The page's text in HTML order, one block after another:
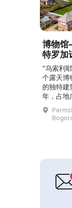
博物馆
特罗加
“乌索利
个露天博
的独特建
年，占地
公顷。
筑文物，
博物馆
的大型群